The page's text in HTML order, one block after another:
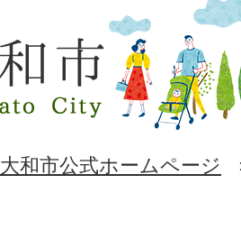
大和市公式ホームページ